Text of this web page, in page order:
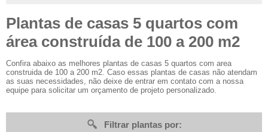
Plantas de casas 5 quartos com
área construída de 100 a 200 m2
Confira abaixo as melhores plantas de casas 5 quartos com area
construida de 100 a 200 m2. Caso essas plantas de casas não atendam
as suas necessidades, não deixe de entrar em contato com a nossa
equipe para solicitar um orçamento de projeto personalizado.
Filtrar plantas por: